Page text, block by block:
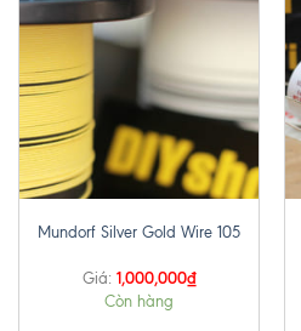
Mundorf Silver Gold Wire 105
Giá: 1,000,000₫
Còn hàng